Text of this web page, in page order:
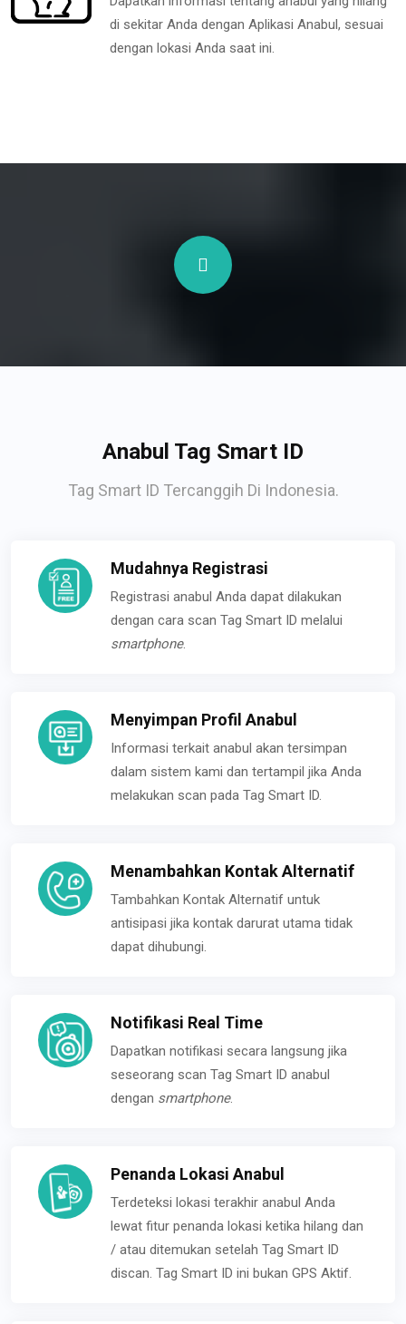
di sekitar Anda dengan Aplikasi Anabul, sesuai
dengan lokasi Anda saat ini.
Anabul Tag Smart ID
Tag Smart ID Tercanggih Di Indonesia.
Mudahnya Registrasi
Registrasi anabul Anda dapat dilakukan
dengan cara scan Tag Smart ID melalui
smartphone.
Menyimpan Profil Anabul
Informasi terkait anabul akan tersimpan
dalam sistem kami dan tertampil jika Anda
melakukan scan pada Tag Smart ID.
Menambahkan Kontak Alternatif
Tambahkan Kontak Alternatif untuk
antisipasi jika kontak darurat utama tidak
dapat dihubungi.
Notifikasi Real Time
Dapatkan notifikasi secara langsung jika
seseorang scan Tag Smart ID anabul
dengan smartphone.
Penanda Lokasi Anabul
Terdeteksi lokasi terakhir anabul Anda
lewat fitur penanda lokasi ketika hilang dan
/ atau ditemukan setelah Tag Smart ID
discan. Tag Smart ID ini bukan GPS Aktif.